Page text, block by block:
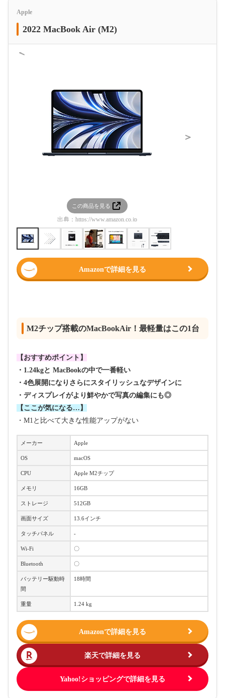
Apple
2022 MacBook Air (M2)
＜
この商品を見る
出典： https://www.amazon.co.jp
＞
Amazonで詳細を見る
M2チップ搭載のMacBookAir！最軽量はこの1台
【おすすめポイント】
・1.24kgと MacBookの中で一番軽い
・4色展開になりさらにスタイリッシュなデザインに
・ディスプレイがより鮮やかで写真の編集にも◎
【ここが気になる…】
・M1と比べて大きな性能アップがない
メーカー Apple
OS macOS
CPU Apple M2チップ
メモリ 16GB
ストレージ 512GB
画面サイズ 13.6インチ
タッチパネル -
Wi-Fi 〇
Bluetooth 〇
バッテリー駆動時
間
18時間
重量 1.24 kg
Amazonで詳細を見る
楽天で詳細を見る
Yahoo!ショッピングで詳細を見る